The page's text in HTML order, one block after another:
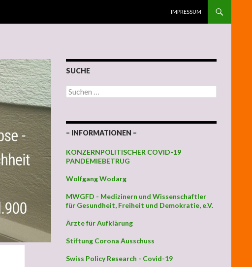
IMPRESSUM
SUCHE
Suchen nach:
– INFORMATIONEN –
KONZERNPOLITISCHER COVID-19
PANDEMIEBETRUG
Wolfgang Wodarg
MWGFD - Medizinern und Wissenschaftler
für Gesundheit, Freiheit und Demokratie, e.V.
Ärzte für Aufklärung
Stiftung Corona Ausschuss
Swiss Policy Research - Covid-19